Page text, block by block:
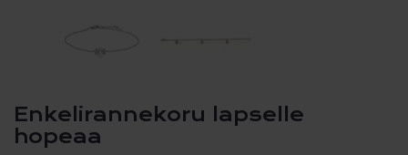
Enkelirannekoru lapselle
hopeaa